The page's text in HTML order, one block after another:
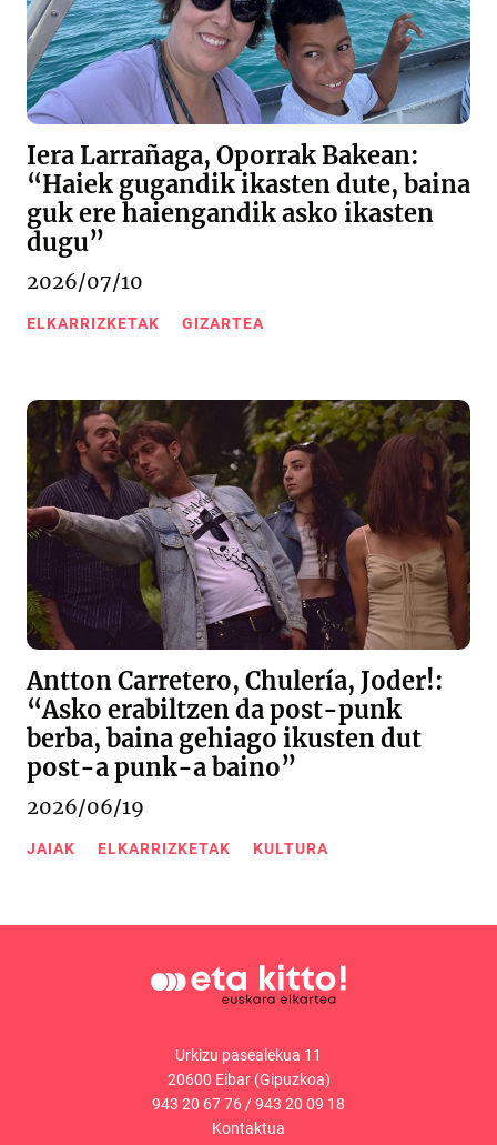
Iera Larrañaga, Oporrak Bakean:
“Haiek gugandik ikasten dute, baina
guk ere haiengandik asko ikasten
dugu”
2026/07/10
ELKARRIZKETAK GIZARTEA
Antton Carretero, Chulería, Joder!:
“Asko erabiltzen da post-punk
berba, baina gehiago ikusten dut
post-a punk-a baino”
2026/06/19
JAIAK ELKARRIZKETAK KULTURA
Urkizu pasealekua 11
20600 Eibar (Gipuzkoa)
943 20 67 76/943 20 09 18
Kontaktua